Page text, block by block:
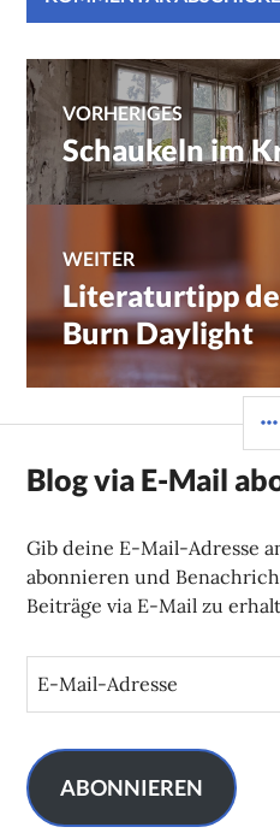
VORHERIGES
Vorheriger
Beitrag:
Schaukeln im
WEITER
Nächster
Beitrag:
Literaturtipp
Burn Daylight
Blog via E-Mail
Gib deine E-Mail-Adresse
abonnieren und
Beiträge via E-Mail zu
i
l
ABONNIEREN